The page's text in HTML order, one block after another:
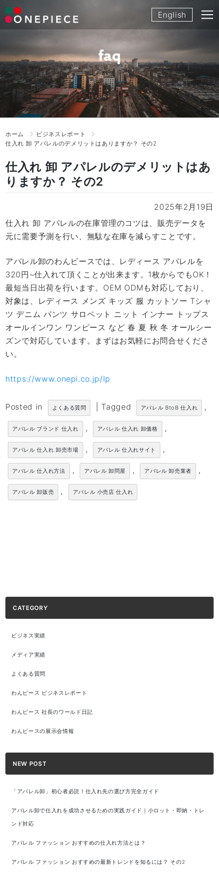
Skip
to
English
faq
ホーム
ビジネスレポート
仕入れ 卸 アパレルのデメリットはありますか？ その2
仕入れ 卸 アパレルのデメリットはあ
りますか？ その2
2025年2月19日
仕入れ 卸 アパレルの在庫管理のコツは、販売データを
元に需要予測を行い、無駄な在庫を減らすことです。
アパレル卸のわんピースでは、レディース アパレルを
320円~仕入れて頂くことが出来ます。1枚からでもOK！
最短当日出荷を行います。OEM ODMも対応しており、
対象は、レディース メンズ キッズ 服 カットソー Tシャ
ツ デニム パンツ サロペット ニット インナー トップス
オールインワン ワンピース など 春 夏 秋 冬 オールシー
ズンで対応しています。まずはお気軽にお問合せくださ
い。
https://www.onepi.co.jp/lp
Posted in よくある質問 Tagged アパレル BtoB 仕入れ ,
アパレル ブランド 仕入れ , アパレル 仕入れ 卸価格 ,
アパレル 仕入れ 卸売市場 , アパレル 仕入れサイト ,
アパレル 仕入れ方法 , アパレル 卸問屋 , アパレル 卸売業者 ,
アパレル 卸販売 , アパレル 小売店 仕入れ
CATEGORY
ビジネス実績
メディア実績
よくある質問
わんピース ビジネスレポート
わんピース 社長のワールド日記
わんピースの展示会情報
NEW POST
「アパレル卸」初心者必読！仕入れ先の選び方完全ガイド
アパレル卸で仕入れを成功させるための実践ガイド｜小ロット・即納・トレ
ンド対応
アパレル ファッション おすすめの仕入れ方法とは？
アパレル ファッション おすすめの最新トレンドを知るには？ その2